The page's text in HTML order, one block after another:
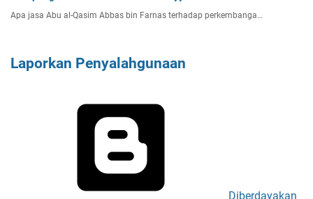
Apa jasa Abu al-Qasim Abbas bin Farnas terhadap perkembanga…
Laporkan Penyalahgunaan
Diberdayakan